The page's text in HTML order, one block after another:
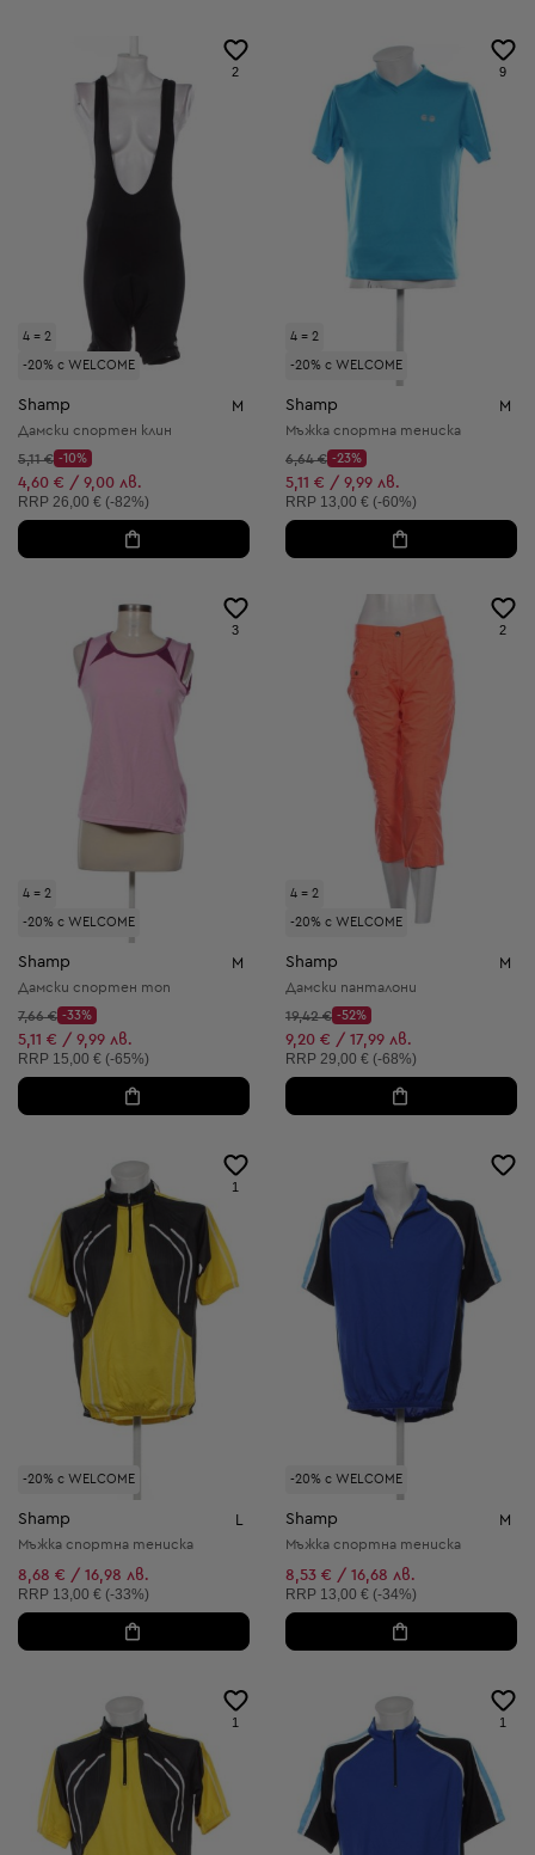
4 = 2
-20% с WELCOME
2
Shamp M
Дамски спортен клин
Начална цена:
5,11 €
Discount Price:
-10%
Намалена цена:
4,60 € / 9,00 лв.
Препоръчителна цена:
RRP 26,00 € (-82%)
4 = 2
-20% с WELCOME
9
Shamp M
Мъжка спортна тениска
Начална цена:
6,64 €
Discount Price:
-23%
Намалена цена:
5,11 € / 9,99 лв.
Препоръчителна цена:
RRP 13,00 € (-60%)
4 = 2
-20% с WELCOME
3
Shamp M
Дамски спортен топ
Начална цена:
7,66 €
Discount Price:
-33%
Намалена цена:
5,11 € / 9,99 лв.
Препоръчителна цена:
RRP 15,00 € (-65%)
4 = 2
-20% с WELCOME
2
Shamp M
Дамски панталони
Начална цена:
19,42 €
Discount Price:
-52%
Намалена цена:
9,20 € / 17,99 лв.
Препоръчителна цена:
RRP 29,00 € (-68%)
-20% с WELCOME
1
Shamp L
Мъжка спортна тениска
8,68 € / 16,98 лв.
Препоръчителна цена:
RRP 13,00 € (-33%)
-20% с WELCOME
Shamp M
Мъжка спортна тениска
8,53 € / 16,68 лв.
Препоръчителна цена:
RRP 13,00 € (-34%)
1 1